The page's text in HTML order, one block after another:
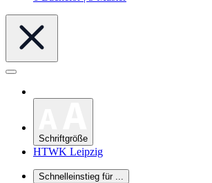
Schriftgröße
HTWK Leipzig
Schnelleinstieg für ...